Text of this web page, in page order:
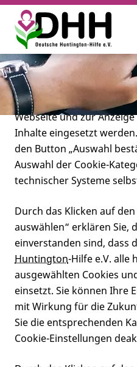
Leben mit
Forschung
Miteinander
Verein
Service
Berechtigt der
Benutzen eines
Cookie-Einstellungen
Diese Webseite setzt
Tracking-Tools ein. Dies
Tracking-Tools, die für
technisch notwendig sind,
Zwecken sowie zur
Webseite und zur
Inhalte eingesetzt
den Button „Auswahl
Auswahl der Cookie-
technischer Systeme
Durch das Klicken auf
auswählen“ erklären Sie,
einverstanden sind, dass
Huntington-Hilfe e.V. alle
ausgewählten Cookies
einsetzt. Sie können Ihre
mit Wirkung für die
Sie die entsprechenden
Cookie-Einstellungen